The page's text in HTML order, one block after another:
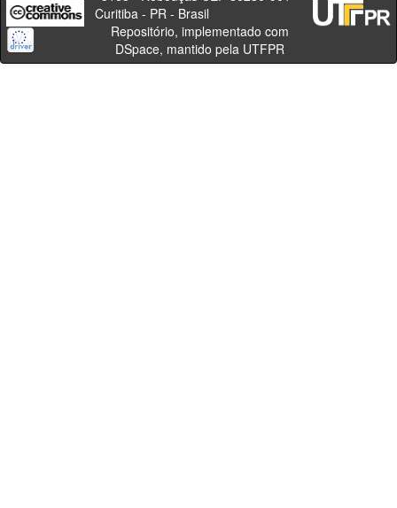
Curitiba - PR - Brasil
Repositório, implementado com
DSpace, mantido pela UTFPR